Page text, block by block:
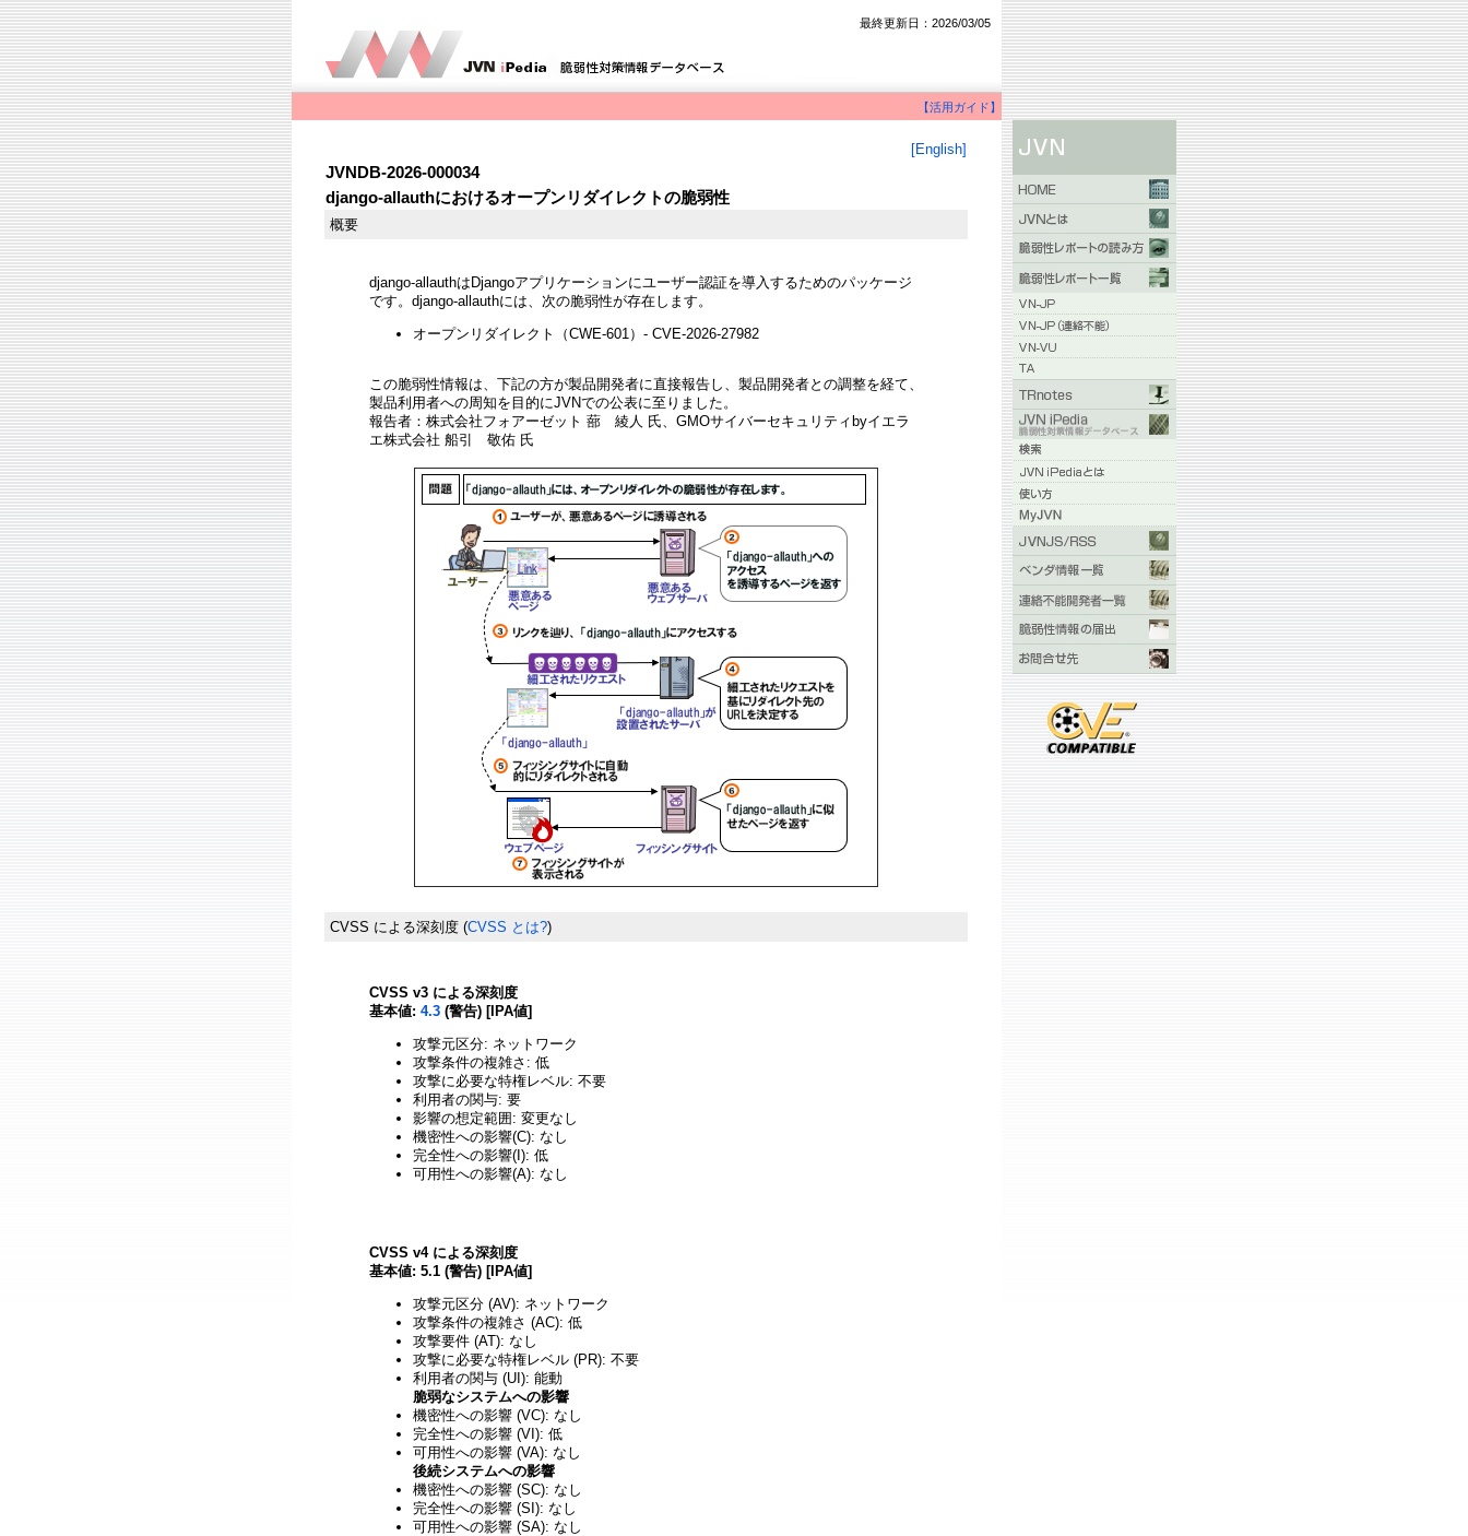
最終更新日：2026/03/05
【活用ガイド】
[English]
JVNDB-2026-000034
django-allauthにおけるオープンリダイレクトの脆弱性
概要
django-allauthはDjangoアプリケーションにユーザー認証を導入するためのパッケージ
です。django-allauthには、次の脆弱性が存在します。
オープンリダイレクト（CWE-601）- CVE-2026-27982
この脆弱性情報は、下記の方が製品開発者に直接報告し、製品開発者との調整を経て、
製品利用者への周知を目的にJVNでの公表に至りました。
報告者：株式会社フォアーゼット 蔀 綾人 氏、GMOサイバーセキュリティbyイエラ
エ株式会社 船引 敬佑 氏
CVSS による深刻度 (CVSS とは?)
CVSS v3 による深刻度
基本値: 4.3 (警告) [IPA値]
攻撃元区分: ネットワーク
攻撃条件の複雑さ: 低
攻撃に必要な特権レベル: 不要
利用者の関与: 要
影響の想定範囲: 変更なし
機密性への影響(C): なし
完全性への影響(I): 低
可用性への影響(A): なし
CVSS v4 による深刻度
基本値: 5.1 (警告) [IPA値]
攻撃元区分 (AV): ネットワーク
攻撃条件の複雑さ (AC): 低
攻撃要件 (AT): なし
攻撃に必要な特権レベル (PR): 不要
利用者の関与 (UI): 能動
脆弱なシステムへの影響
機密性への影響 (VC): なし
完全性への影響 (VI): 低
可用性への影響 (VA): なし
後続システムへの影響
機密性への影響 (SC): なし
完全性への影響 (SI): なし
可用性への影響 (SA): なし